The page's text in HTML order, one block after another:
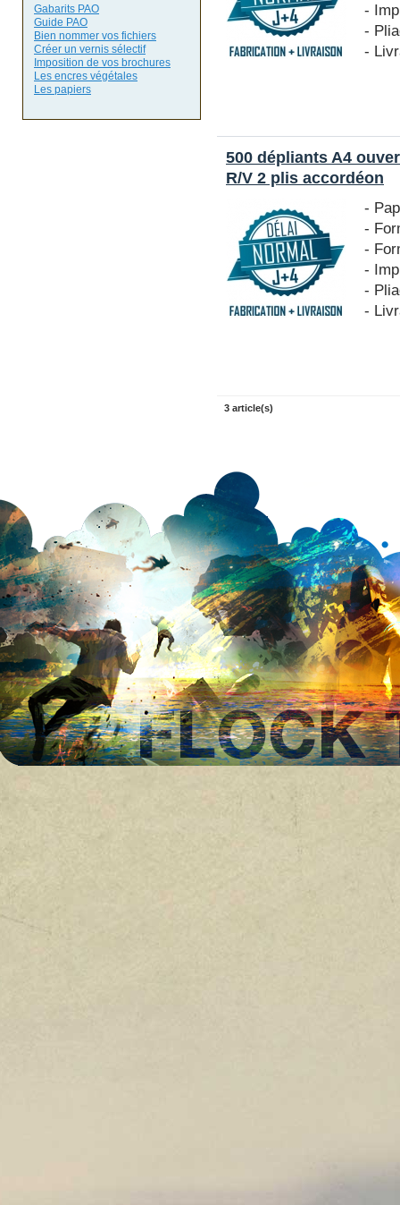
Gabarits PAO
Guide PAO
Bien nommer vos fichiers
Créer un vernis sélectif
Imposition de vos brochures
Les encres végétales
Les papiers
-
-
-
500 dépliants A4
R/V 2 plis accordéon
-
-
-
-
-
-
3 article(s)